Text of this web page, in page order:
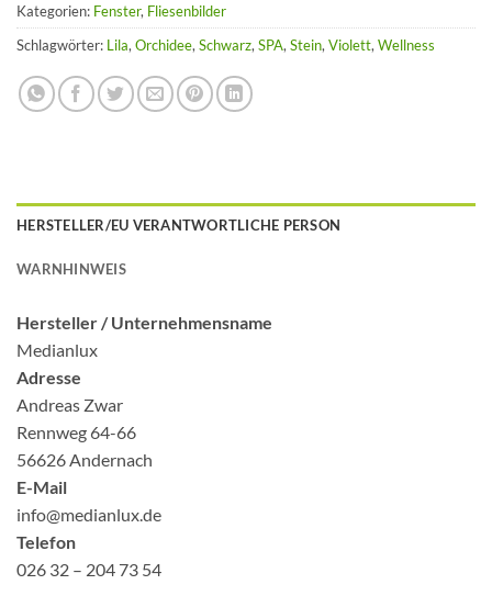
Kategorien: Fenster, Fliesenbilder
Schlagwörter: Lila, Orchidee, Schwarz, SPA, Stein, Violett, Wellness
HERSTELLER/EU VERANTWORTLICHE PERSON
WARNHINWEIS
Hersteller /Unternehmensname
Medianlux
Adresse
Andreas Zwar
Rennweg 64-66
56626 Andernach
E-Mail
info@medianlux.de
Telefon
026 32 – 204 73 54